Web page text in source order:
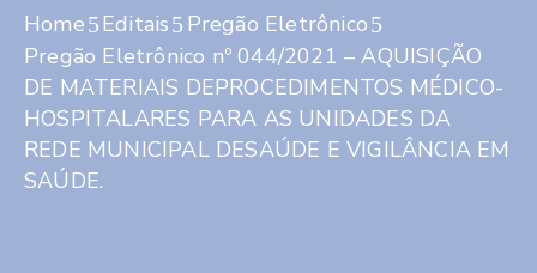
Home Editais
Pregão Eletrônico
Pregão Eletrônico nº 044/2021 – AQUISIÇÃO
DE MATERIAIS DEPROCEDIMENTOS MÉDICO-
HOSPITALARES PARA AS UNIDADES DA
REDE MUNICIPAL DESAÚDE E VIGILÂNCIA EM
SAÚDE.